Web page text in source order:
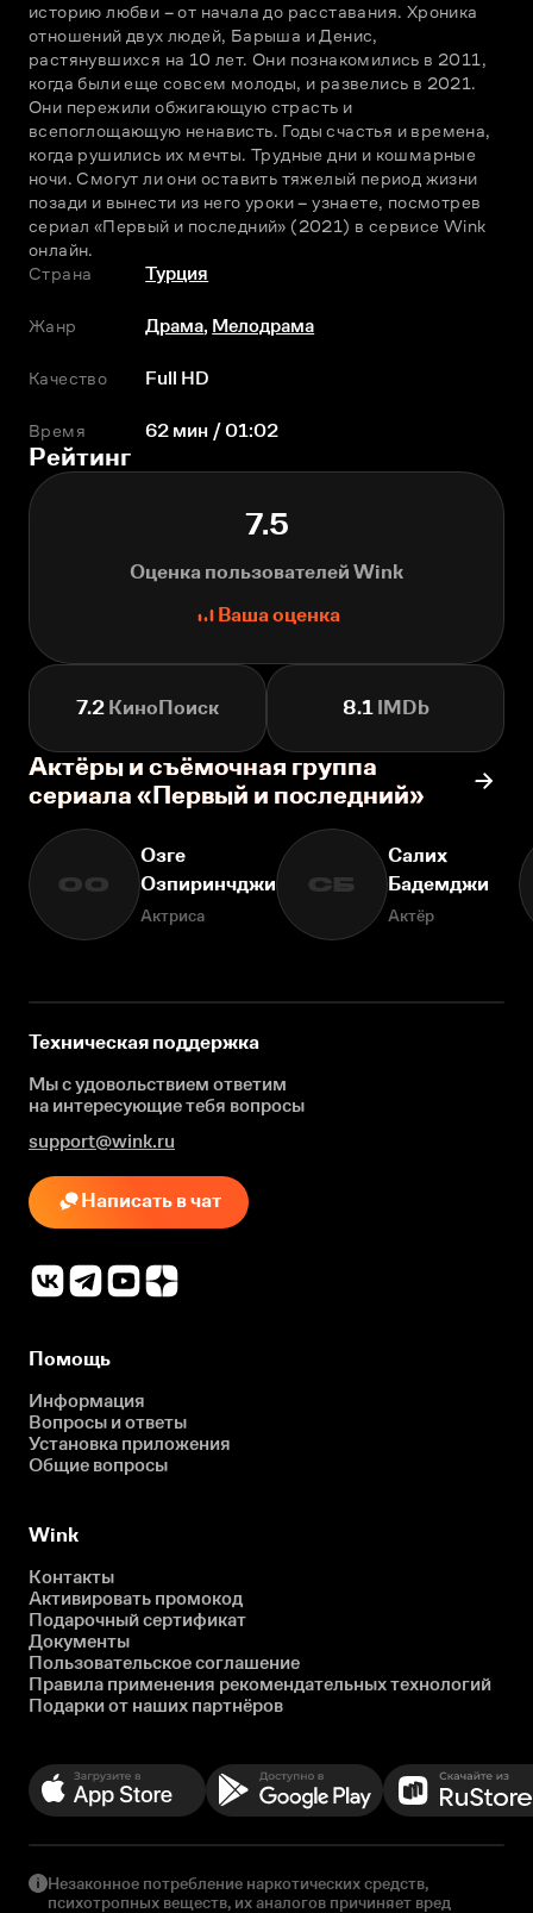
историю любви – от начала до расставания. Хроника
отношений двух людей, Барыша и Денис,
растянувшихся на 10 лет. Они познакомились в 2011,
когда были еще совсем молоды, и развелись в 2021.
Они пережили обжигающую страсть и
всепоглощающую ненависть. Годы счастья и времена,
когда рушились их мечты. Трудные дни и кошмарные
ночи. Смогут ли они оставить тяжелый период жизни
позади и вынести из него уроки – узнаете, посмотрев
сериал «Первый и последний» (2021) в сервисе Wink
онлайн.
Страна
Турция
Жанр Драма, Мелодрама
Качество Full HD
Время 62 мин / 01:02
Рейтинг
7.5
Оценка пользователей Wink
Ваша оценка
7.2 КиноПоиск 8.1IMDb
Актёры и съёмочная группа
сериала «Первый и последний»
ОО
Озге
Озпиринчджи
Актриса
СБ
Салих
Бадемджи
Актёр
Техническая поддержка
Мы с удовольствием ответим
на интересующиетебя вопросы
support@wink.ru
Написать в чат
Помощь
Информация
Вопросы и ответы
Установка приложения
Общие вопросы
Wink
Контакты
Активировать промокод
Подарочный сертификат
Документы
Пользовательское соглашение
Правила применения рекомендательных технологий
Подарки от наших партнёров
Незаконное потребление наркотических средств,
психотропных веществ, их аналогов причиняет вред